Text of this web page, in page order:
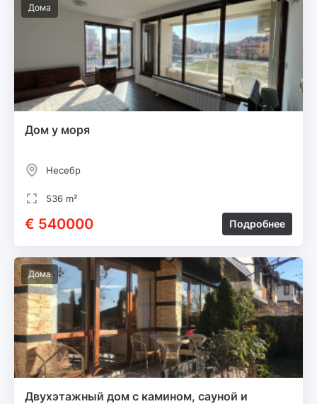
Дома
Дом у моря
Несебр
536 m²
€ 540000 Подробнее
Дома
Двухэтажный дом с камином, сауной и